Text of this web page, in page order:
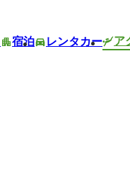
宿泊 レンタカー ア